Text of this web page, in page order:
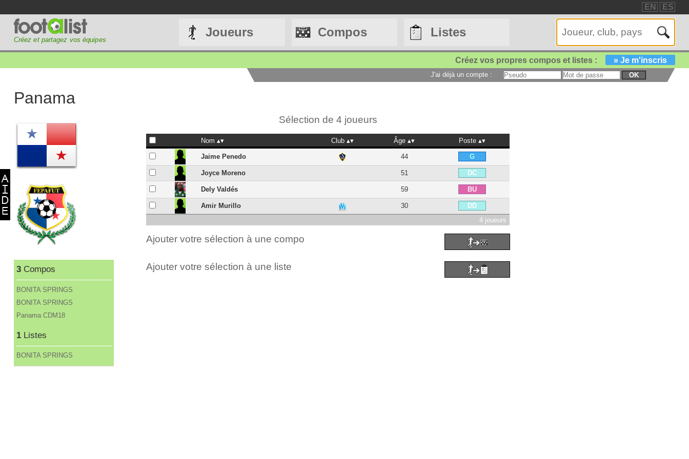
EN ES
Créez et partagez vos équipes
Joueurs Compos Listes
Créez vos propres compos et listes : » Je m'inscris
J'ai déjà un compte : OK
Panama
3Compos
BONITA SPRINGS
BONITA SPRINGS
Panama CDM18
1Listes
BONITA SPRINGS
Sélection de 4 joueurs
Nom Club Âge Poste
Jaime Penedo 44 G
Joyce Moreno 51 DC
Dely Valdés 59 BU
Amir Murillo 30
DD
4 joueurs
Ajouter votre sélection à une compo
Ajouter votre sélection à une liste